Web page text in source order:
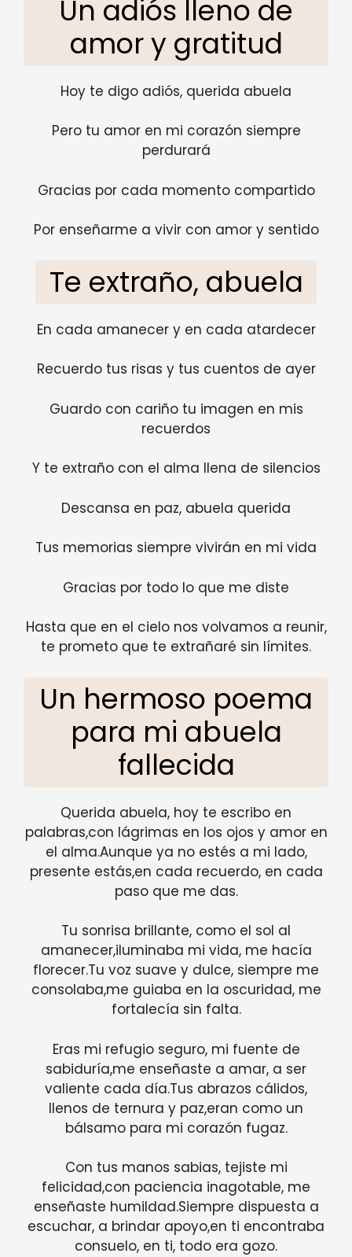
Un adiós lleno de
amor y gratitud
Hoy te digo adiós, querida abuela
Pero tu amor en mi corazón siempre
perdurará
Gracias por cada momento compartido
Por enseñarme a vivir con amor y sentido
Te extraño, abuela
En cada amanecer y en cada atardecer
Recuerdo tus risas y tus cuentos de ayer
Guardo con cariño tu imagen en mis
recuerdos
Y te extraño con el alma llena de silencios
Descansa en paz, abuela querida
Tus memorias siempre vivirán en mi vida
Gracias por todo lo que me diste
Hasta que en el cielo nos volvamos a reunir,
te prometo que te extrañaré sin límites.
Un hermoso poema
para mi abuela
fallecida
Querida abuela, hoy te escribo en
palabras,con lágrimas en los ojos y amor en
el alma.Aunque ya no estés a mi lado,
presente estás,en cada recuerdo, en cada
paso que me das.
Tu sonrisa brillante, como el sol al
amanecer,iluminaba mi vida, me hacía
florecer.Tu voz suave y dulce, siempre me
consolaba,me guiaba en la oscuridad, me
fortalecía sin falta.
Eras mi refugio seguro, mi fuente de
sabiduría,me enseñaste a amar, a ser
valiente cada día.Tus abrazos cálidos,
llenos de ternura y paz,eran como un
bálsamo para mi corazón fugaz.
Con tus manos sabias, tejiste mi
felicidad,con paciencia inagotable, me
enseñaste humildad.Siempre dispuesta a
escuchar, a brindar apoyo,en ti encontraba
consuelo, en ti, todo era gozo.